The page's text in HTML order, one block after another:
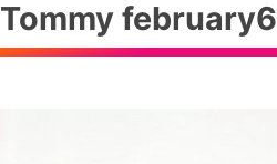
Tommy february6